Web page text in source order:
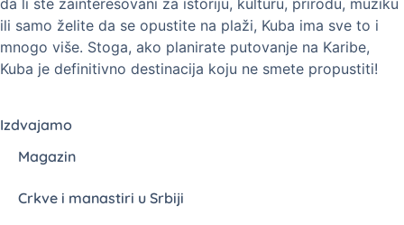
ili samo želite da se opustite na plaži, Kuba ima sve to i
mnogo više. Stoga, ako planirate putovanje na Karibe,
Kuba je definitivno destinacija koju ne smete propustiti!
Izdvajamo
Magazin
Crkve i manastiri u Srbiji